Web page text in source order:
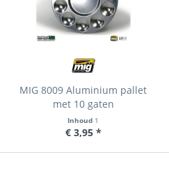
MIG 8009 Aluminium pallet
met 10 gaten
Inhoud 1
€ 3,95 *